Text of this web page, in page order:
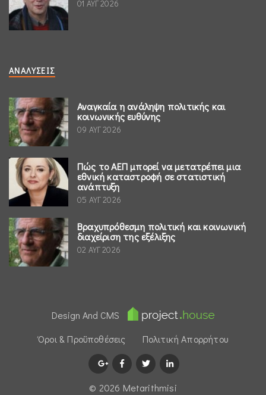
01 ΑΥΓ 2026
ΑΝΑΛΎΣΕΙΣ
Αναγκαία η ανάληψη πολιτικής και
κοινωνικής ευθύνης
09 ΑΥΓ 2026
Πώς το ΑΕΠ μπορεί να μετατρέπει μια
εθνική καταστροφή σε στατιστική
ανάπτυξη
05 ΑΥΓ 2026
Βραχυπρόθεσμη πολιτική και κοινωνική
διαχείριση της εξέλιξης
02 ΑΥΓ 2026
Design And CMS
Όροι & Προϋποθέσεις
Πολιτική Απορρήτου
© 2026 Μetarithmisi